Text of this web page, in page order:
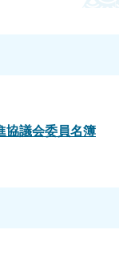
協議会委員名簿